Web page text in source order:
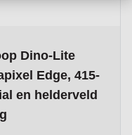
Dino-Lite
Edge, 415-
en helderveld
on the product page